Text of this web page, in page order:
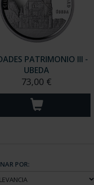
PATRIMONIO III -
UBEDA
73,00 €
POR: